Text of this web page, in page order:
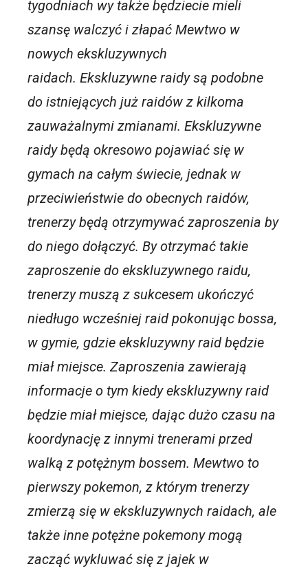
tygodniach wy także będziecie mieli
szansę walczyć i złapać Mewtwo w
nowych ekskluzywnych
raidach.Ekskluzywne raidy są podobne
do istniejących już raidów z kilkoma
zauważalnymi zmianami. Ekskluzywne
raidy będą okresowo pojawiać się w
gymach na całym świecie, jednak w
przeciwieństwie do obecnych raidów,
trenerzy będą otrzymywać zaproszenia by
do niego dołączyć. By otrzymać takie
zaproszenie do ekskluzywnego raidu,
trenerzy muszą z sukcesem ukończyć
niedługo wcześniej raid pokonując bossa,
w gymie, gdzie ekskluzywny raid będzie
miał miejsce. Zaproszenia zawierają
informacje o tym kiedy ekskluzywny raid
będzie miał miejsce, dając dużo czasu na
koordynację z innymi trenerami przed
walką z potężnym bossem.Mewtwo to
pierwszy pokemon, z którym trenerzy
zmierzą się w ekskluzywnych raidach, ale
także inne potężne pokemony mogą
zacząć wykluwać się z jajek w